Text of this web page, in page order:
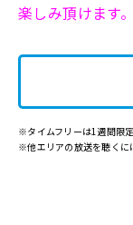
楽しみ頂けます。
※タイムフリーは1週間限定
※他エリアの放送を聴くに